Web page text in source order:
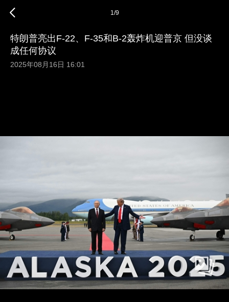
1/9
特朗普亮出F-22、F-35和B-2轰炸机迎普京 但没谈
成任何协议
2025年08月16日 16:01